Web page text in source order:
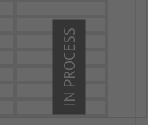
IN PROCESS